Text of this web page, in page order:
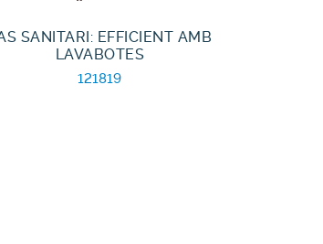
SANITARI: EFFICIENT AMB
LAVABOTES
121819